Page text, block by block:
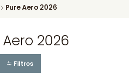
Pure Aero 2026
2026
Filtros